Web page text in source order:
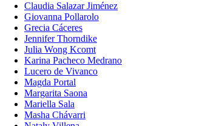
Claudia Salazar Jiménez
Giovanna Pollarolo
Grecia Cáceres
Jennifer Thorndike
Julia Wong Kcomt
Karina Pacheco Medrano
Lucero de Vivanco
Magda Portal
Margarita Saona
Mariella Sala
Masha Chávarri